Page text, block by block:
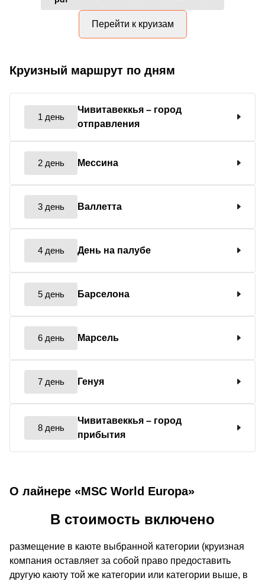
Перейти к круизам
Круизный маршрут по дням
1 день
Чивитавеккья – город
отправления
2 день Мессина
3 день Валлетта
4 день День на палубе
5 день Барселона
6 день Марсель
7 день Генуя
8 день
Чивитавеккья – город
прибытия
О лайнере «MSC World Europa»
В стоимость включено
размещение в каюте выбранной категории (круизная
компания оставляет за собой право предоставить
другую каюту той же категории или категории выше, в